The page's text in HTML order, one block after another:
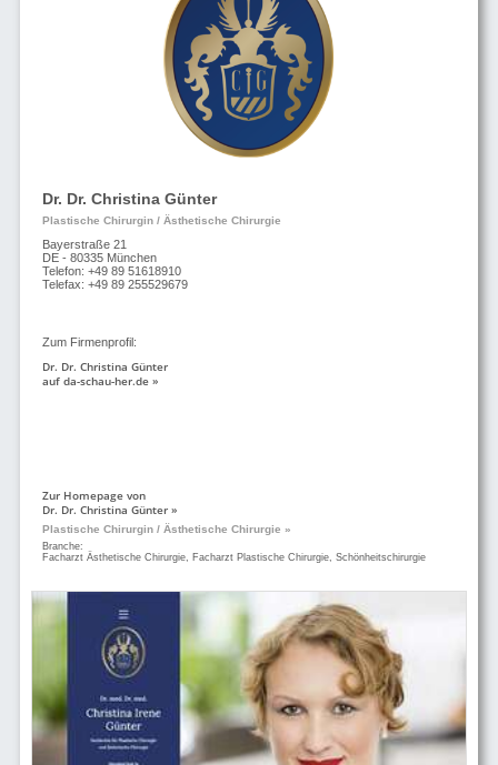
Dr. Dr. Christina Günter
Plastische Chirurgin / Ästhetische Chirurgie
Bayerstraße 21
DE - 80335 München
Telefon: +49 89 51618910
Telefax: +49 89 255529679
Zum Firmenprofil:
Dr. Dr. Christina Günter
auf da-schau-her.de »
Zur Homepage von
Dr. Dr. Christina Günter »
Plastische Chirurgin / Ästhetische Chirurgie »
Branche:
Facharzt Ästhetische Chirurgie, Facharzt Plastische Chirurgie, Schönheitschirurgie